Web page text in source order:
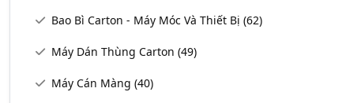
Bao Bì Carton - Máy Móc Và Thiết Bị (62)
Máy Dán Thùng Carton (49)
Máy Cán Màng (40)